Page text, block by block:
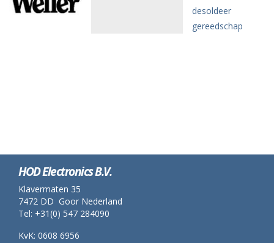
desoldeer
gereedschap
HOD Electronics B.V.
Klavermaten 35
7472 DD Goor Nederland
Tel: +31(0) 547 284090
KvK: 0608 6956